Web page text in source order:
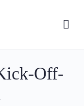
Off-